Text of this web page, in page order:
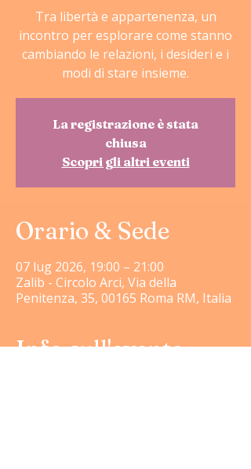
Tra libertà e appartenenza, un
incontro per esplorare come stanno
cambiando le relazioni, i desideri e i
modi di stare insieme.
La registrazione è stata
chiusa
Scopri gli altri eventi
Orario & Sede
07 lug 2026, 19:00 – 21:00
Zalib - Circolo Arci, Via della
Penitenza, 35, 00165 Roma RM, Italia
Info sull'evento